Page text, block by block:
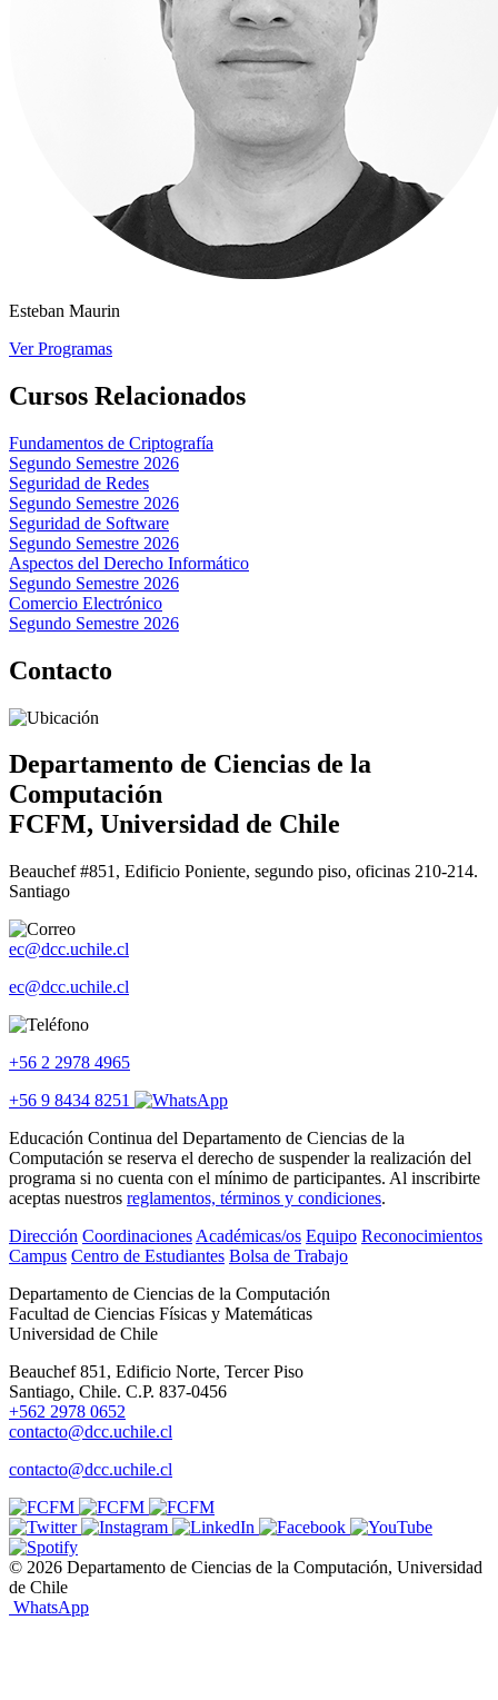
Esteban Maurin
Ver Programas
Cursos Relacionados
Fundamentos de Criptografía
Segundo Semestre 2026
Seguridad de Redes
Segundo Semestre 2026
Seguridad de Software
Segundo Semestre 2026
Aspectos del Derecho Informático
Segundo Semestre 2026
Comercio Electrónico
Segundo Semestre 2026
Contacto
Departamento de Ciencias de la
Computación
FCFM, Universidad de Chile
Beauchef #851, Edificio Poniente, segundo piso, oficinas 210-214.
Santiago
ec@dcc.uchile.cl
ec@dcc.uchile.cl
+56 2 2978 4965
+56 9 8434 8251
Educación Continua del Departamento de Ciencias de la
Computación se reserva el derecho de suspender la realización del
programa si no cuenta con el mínimo de participantes. Al inscribirte
aceptas nuestros reglamentos, términos y condiciones.
Dirección Coordinaciones Académicas/os Equipo Reconocimientos
Campus Centro de Estudiantes Bolsa de Trabajo
Departamento de Ciencias de la Computación
Facultad de Ciencias Físicas y Matemáticas
Universidad de Chile
Beauchef 851, Edificio Norte, Tercer Piso
Santiago, Chile. C.P. 837-0456
+562 2978 0652
contacto@dcc.uchile.cl
contacto@dcc.uchile.cl
© 2026 Departamento de Ciencias de la Computación, Universidad
de Chile
WhatsApp